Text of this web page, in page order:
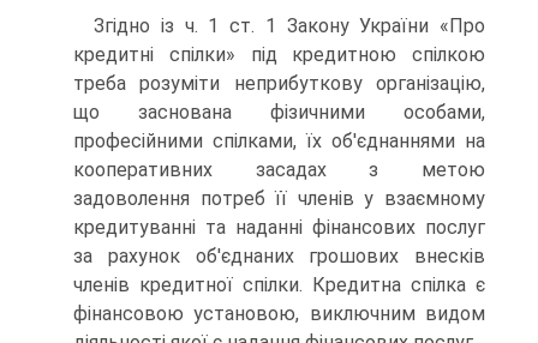
Згідно із ч. 1 ст. 1 Закону України «Про
кредитні спілки» під кредитною спілкою
треба розуміти неприбуткову органі­зацію,
що заснована фізичними особами,
професійними спілками, їх об'єднаннями на
кооперативних засадах з ме­тою
задоволення потреб її членів у взаємному
кредитуванні та наданні фінансових послуг
за рахунок об'єднаних грошо­вих внесків
членів кредитної спілки. Кредитна спілка є
фі­нансовою установою, виключним видом